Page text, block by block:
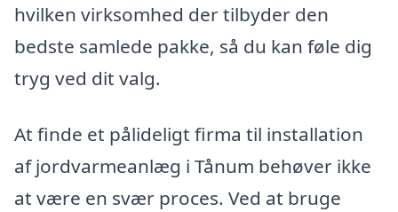
hvilken virksomhed der tilbyder den
bedste samlede pakke, så du kan føle dig
tryg ved dit valg.
At finde et pålideligt firma til installation
af jordvarmeanlæg i Tånum behøver ikke
at være en svær proces. Ved at bruge